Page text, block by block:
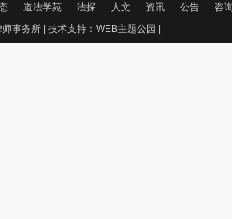
道法学苑 法探 人文 资讯 公告
咨
事务所 | 技术支持：WEB主题公园 |